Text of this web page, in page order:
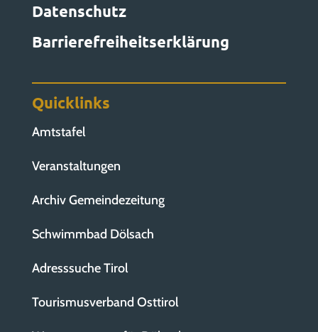
Datenschutz
Barrierefreiheitserklärung
Quicklinks
Amtstafel
Veranstaltungen
Archiv Gemeindezeitung
Schwimmbad Dölsach
Adresssuche Tirol
Tourismusverband Osttirol